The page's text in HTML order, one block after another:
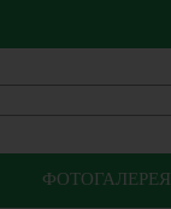
ФОТОГАЛЕРЕЯ